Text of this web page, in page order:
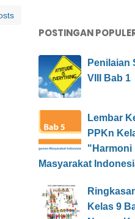
POSTINGAN
Penilaian
VIII Bab 1
Lembar
PPKn
"Harmoni
Masyarakat
Kelas 9